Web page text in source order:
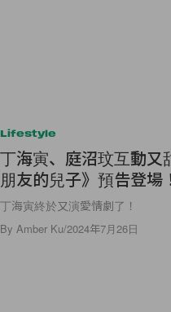
Lifestyle
丁海寅、庭沼玟互動又
朋友的兒子》預告登場
丁海寅終於又演愛情劇了！
By Amber Ku/2024年7月26日